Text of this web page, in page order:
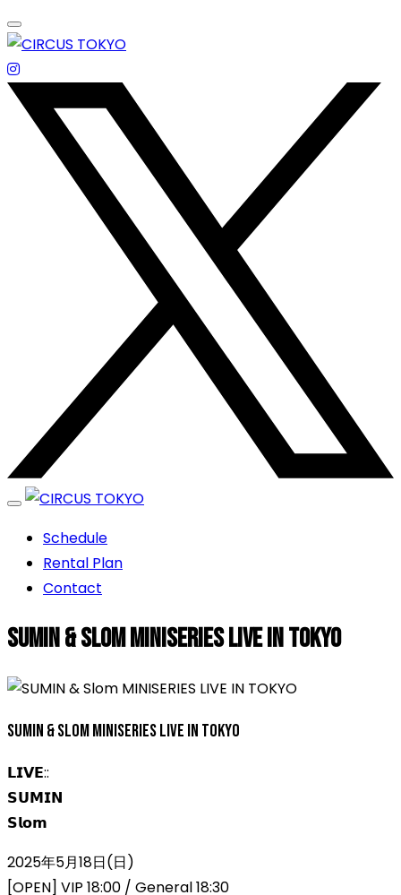
Skip
to
content
エンターテイメントスペース
CIRCUS TOKYO
エンターテイメントスペース
Schedule
Rental Plan
Contact
SUMIN & Slom MINISERIES LIVE IN TOKYO
SUMIN & Slom MINISERIES LIVE IN TOKYO
𝗟𝗜𝗩𝗘::
𝗦𝗨𝗠𝗜𝗡
𝗦𝗹𝗼𝗺
2025年5月18日(日)
[OPEN] VIP 18:00 / General 18:30